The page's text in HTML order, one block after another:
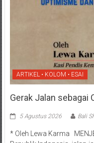
ARTIKEL • KOLOM • ESAI
Gerak Jalan
5 Agustus 2026 Bali
* Oleh Lewa Karma